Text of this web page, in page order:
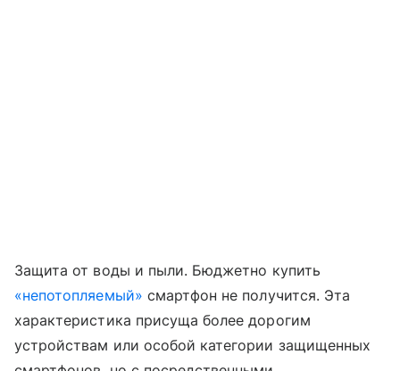
Защита от воды и пыли. Бюджетно купить
«непотопляемый» смартфон не получится. Эта
характеристика присуща более дорогим
устройствам или особой категории защищенных